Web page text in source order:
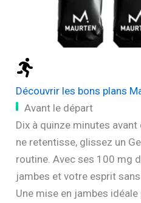
Découvrir les bons plans
Avant le départ
Dix à quinze minutes
ne retentisse, glissez un
routine. Avec ses 100 mg
jambes et votre esprit
Une mise en jambes